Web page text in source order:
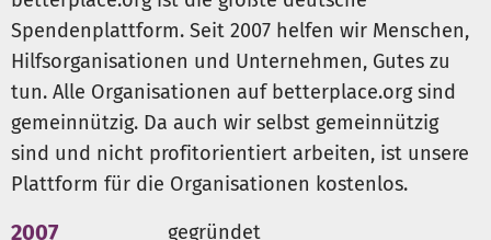
Spendenplattform. Seit 2007 helfen wir Menschen,
Hilfsorganisationen und Unternehmen, Gutes zu
tun. Alle Organisationen auf betterplace.org sind
gemeinnützig. Da auch wir selbst gemeinnützig
sind und nicht profitorientiert arbeiten, ist unsere
Plattform für die Organisationen kostenlos.
2007 gegründet